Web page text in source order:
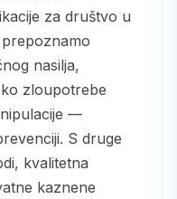
za društvo u
nasilja,
zloupotrebe
—
S druge
kvalitetna
kaznene